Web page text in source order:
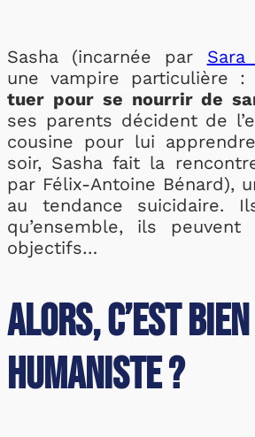
Sasha (incarnée par
une vampire particulière
tuer pour se nourrir de
ses parents décident de
cousine pour lui
soir, Sasha fait la
par Félix-Antoine Bénard),
au tendance suicidaire.
qu’ensemble, ils
objectifs…
Alors, c’est
humaniste ?